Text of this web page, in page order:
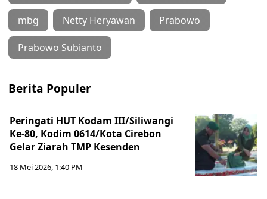
mbg Netty Heryawan Prabowo
Prabowo Subianto
Berita Populer
Peringati HUT Kodam III/Siliwangi
Ke-80, Kodim 0614/Kota Cirebon
Gelar Ziarah TMP Kesenden
18 Mei 2026, 1:40 PM